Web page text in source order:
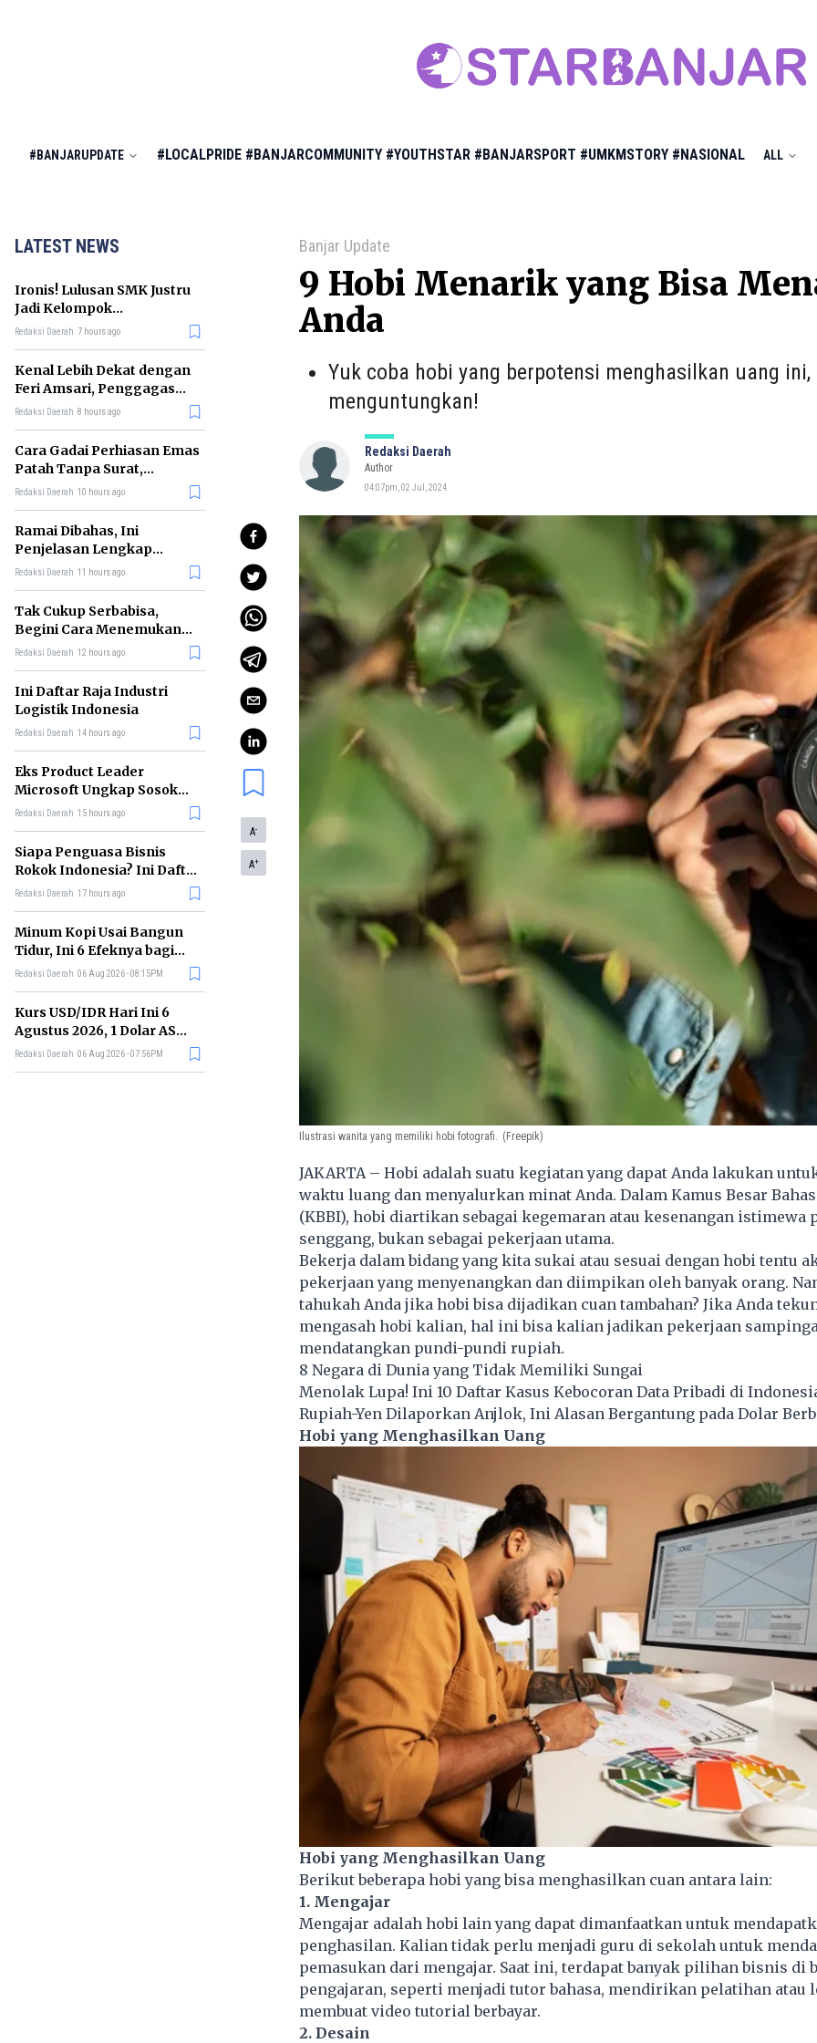
#BANJARUPDATE #LOCALPRIDE #BANJARCOMMUNITY #YOUTHSTAR #BANJARSPORT #UMKMSTORY #NASIONAL ALL
LATEST NEWS
Ironis! Lulusan SMK Justru
Jadi Kelompok
Pengangguran Terbanyak
Redaksi Daerah 7 hours ago
Kenal Lebih Dekat dengan
Feri Amsari, Penggagas
Kabinet Bayangan
Redaksi Daerah 8 hours ago
Cara Gadai Perhiasan Emas
Patah Tanpa Surat,
Ternyata Tetap Bisa!
Redaksi Daerah 10 hours ago
Ramai Dibahas, Ini
Penjelasan Lengkap
tentang Konsep Kabinet
Redaksi Daerah 11 hours ago
Tak Cukup Serbabisa,
Begini Cara Menemukan
'Spike' agar CV Dilirik HR
Redaksi Daerah 12 hours ago
Ini Daftar Raja Industri
Logistik Indonesia
Redaksi Daerah 14 hours ago
Eks Product Leader
Microsoft Ungkap Sosok
yang Paling Cocok
Redaksi Daerah 15 hours ago
Siapa Penguasa Bisnis
Rokok Indonesia? Ini Daftar
Perusahaan Terbesarnya
Redaksi Daerah 17 hours ago
Minum Kopi Usai Bangun
Tidur, Ini 6 Efeknya bagi
Kesehatan Tubuh
Redaksi Daerah 06 Aug 2026 - 08:15PM
Kurs USD/IDR Hari Ini 6
Agustus 2026, 1 Dolar AS
Kini Berapa Rupiah?
Redaksi Daerah 06 Aug 2026 - 07:56PM
Banjar Update
9 Hobi Menarik yang Bisa
Anda
Yuk coba hobi yang berpotensi menghasilkan uang
menguntungkan!
Redaksi Daerah
Author
04:07pm, 02 Jul, 2024
A-
A+
Ilustrasi wanita yang memiliki hobi fotografi. (Freepik)
JAKARTA – Hobi adalah suatu kegiatan yang dapat Anda lakukan
waktu luang dan menyalurkan minat Anda. Dalam Kamus Besar
(KBBI), hobi diartikan sebagai kegemaran atau kesenangan istimewa
senggang, bukan sebagai pekerjaan utama.
Bekerja dalam bidang yang kita sukai atau sesuai dengan hobi tentu
pekerjaan yang menyenangkan dan diimpikan oleh banyak orang.
tahukah Anda jika hobi bisa dijadikan cuan tambahan? Jika Anda
mengasah hobi kalian, hal ini bisa kalian jadikan pekerjaan
mendatangkan pundi-pundi rupiah.
8 Negara di Dunia yang Tidak Memiliki Sungai
Menolak Lupa! Ini 10 Daftar Kasus Kebocoran Data Pribadi di
Rupiah-Yen Dilaporkan Anjlok, Ini Alasan Bergantung pada Dolar
Hobi yang Menghasilkan Uang
Hobi yang Menghasilkan Uang
Berikut beberapa hobi yang bisa menghasilkan cuan antara lain:
1. Mengajar
Mengajar adalah hobi lain yang dapat dimanfaatkan untuk
penghasilan. Kalian tidak perlu menjadi guru di sekolah untuk
pemasukan dari mengajar. Saat ini, terdapat banyak pilihan bisnis di
pengajaran, seperti menjadi tutor bahasa, mendirikan pelatihan atau
membuat video tutorial berbayar.
2. Desain